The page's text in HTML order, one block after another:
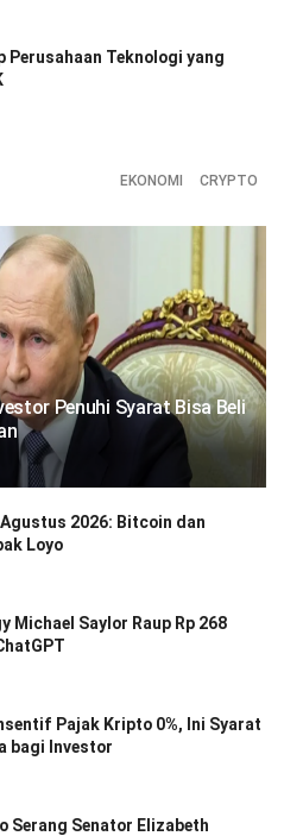
Perusahaan Teknologi yang
EKONOMI CRYPTO
Penuhi Syarat Bisa Beli
2026: Bitcoin dan
Loyo
Michael Saylor Raup Rp 268
Pajak Kripto 0%, Ini Syarat
bagi Investor
Serang Senator Elizabeth